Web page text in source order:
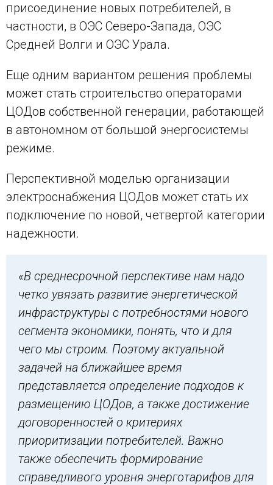
присоединение новых потребителей, в
частности, в ОЭС Северо-Запада, ОЭС
Средней Волги и ОЭС Урала.
Еще одним вариантом решения проблемы
может стать строительство операторами
ЦОДов собственной генерации, работающей
в автономном от большой энергосистемы
режиме.
Перспективной моделью организации
электроснабжения ЦОДов может стать их
подключение по новой, четвертой категории
надежности.
«В среднесрочной перспективе нам надо
четко увязать развитие энергетической
инфраструктуры с потребностями нового
сегмента экономики, понять, что и для
чего мы строим. Поэтому актуальной
задачей на ближайшее время
представляется определение подходов к
размещению ЦОДов, а также достижение
договоренностей о критериях
приоритизации потребителей. Важно
также обеспечить формирование
справедливого уровня энерготарифов для